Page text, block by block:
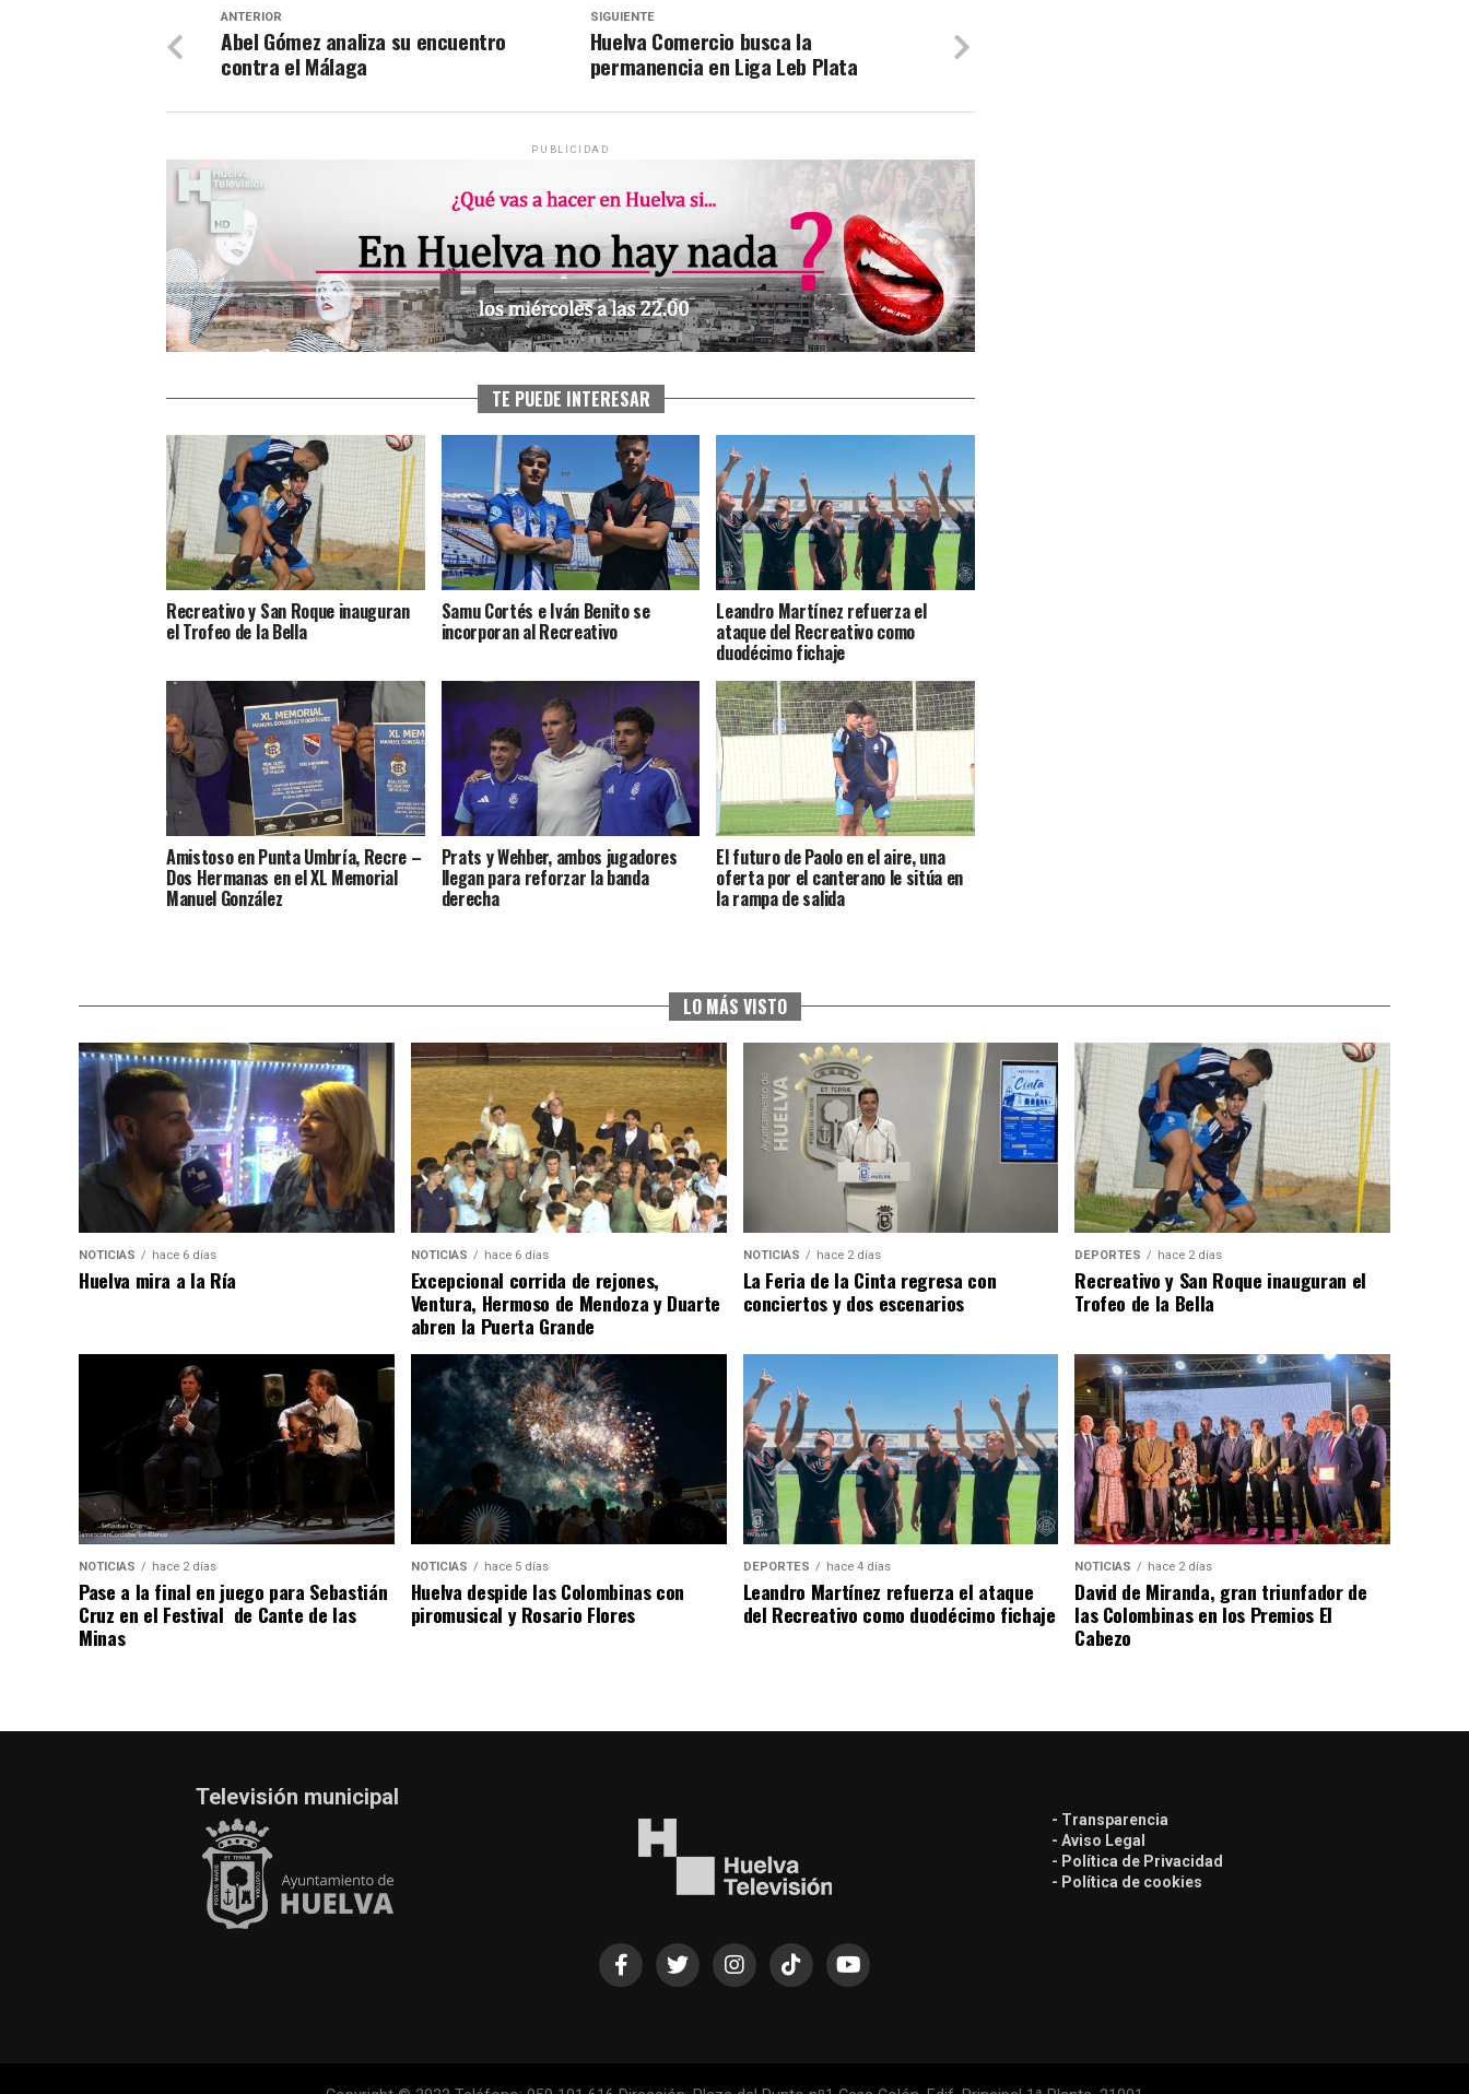
SIGUIENTE
Huelva Comercio busca la
permanencia en Liga Leb Plata
ANTERIOR
Abel Gómez analiza su encuentro
contra el Málaga
PUBLICIDAD
TE PUEDE INTERESAR
Recreativo y San Roque inauguran
el Trofeo de la Bella
Samu Cortés e Iván Benito se
incorporan al Recreativo
Leandro Martínez refuerza el
ataque del Recreativo como
duodécimo fichaje
Amistoso en Punta Umbría, Recre –
Dos Hermanas en el XL Memorial
Manuel González
Prats y Wehber, ambos jugadores
llegan para reforzar la banda
derecha
El futuro de Paolo en el aire, una
oferta por el canterano le sitúa en
la rampa de salida
LO MÁS VISTO
NOTICIAS hace 6 días
Huelva mira a la Ría
NOTICIAS hace 6 días
Excepcional corrida de rejones,
Ventura, Hermoso de Mendoza y Duarte
abren la Puerta Grande
NOTICIAS hace 2 días
La Feria de la Cinta regresa con
conciertos y dos escenarios
DEPORTES hace 2 días
Recreativo y San Roque inauguran el
Trofeo de la Bella
NOTICIAS hace 2 días
Pase a la final en juego para Sebastián
Cruz en el Festival de Cante de las
Minas
NOTICIAS hace 5 días
Huelva despide las Colombinas con
piromusical y Rosario Flores
DEPORTES hace 4 días
Leandro Martínez refuerza el ataque
del Recreativo como duodécimo fichaje
NOTICIAS hace 2 días
David de Miranda, gran triunfador de
las Colombinas en los Premios El
Cabezo
Televisión municipal
- Transparencia
- Aviso Legal
- Política de Privacidad
- Política de cookies